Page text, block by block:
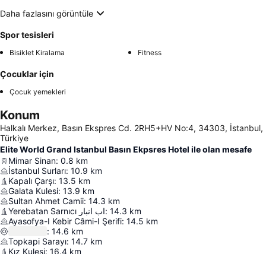
Daha fazlasını görüntüle
Spor tesisleri
Bisiklet Kiralama Fitness
Çocuklar için
Çocuk yemekleri
Konum
Halkalı Merkez, Basın Ekspres Cd. 2RH5+HV No:4, 34303, İstanbul,
Türkiye
Elite World Grand Istanbul Basın Ekpsres Hotel ile olan mesafe
Mimar Sinan: 0.8 km
İstanbul Surları: 10.9 km
Kapalı Çarşı: 13.5 km
Galata Kulesi: 13.9 km
Sultan Ahmet Camii: 14.3 km
Yerebatan Sarnıcı اب انبار: 14.3 km
Ayasofya-I Kebir Câmi-I Şerifi: 14.5 km
: 14.6 km
Topkapi Sarayı: 14.7 km
Kız Kulesi: 16.4 km